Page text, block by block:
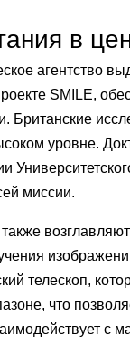
в
агентство
SMILE,
Британские
уровне.
миссии.
телескоп,
что
с